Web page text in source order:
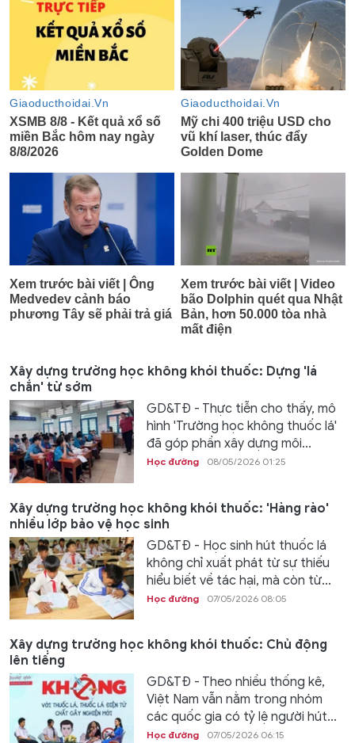
Xây dựng trường học không khói thuốc: Dựng 'lá
chắn' từ sớm
GD&TĐ - Thực tiễn cho thấy, mô
hình 'Trường học không thuốc lá'
đã góp phần xây dựng môi...
Học đường 08/05/2026 01:25
Xây dựng trường học không khói thuốc: 'Hàng rào'
nhiều lớp bảo vệ học sinh
GD&TĐ - Học sinh hút thuốc lá
không chỉ xuất phát từ sự thiếu
hiểu biết về tác hại, mà còn từ...
Học đường 07/05/2026 08:05
Xây dựng trường học không khói thuốc: Chủ động
lên tiếng
GD&TĐ - Theo nhiều thống kê,
Việt Nam vẫn nằm trong nhóm
các quốc gia có tỷ lệ người hút...
Học đường 07/05/2026 06:15